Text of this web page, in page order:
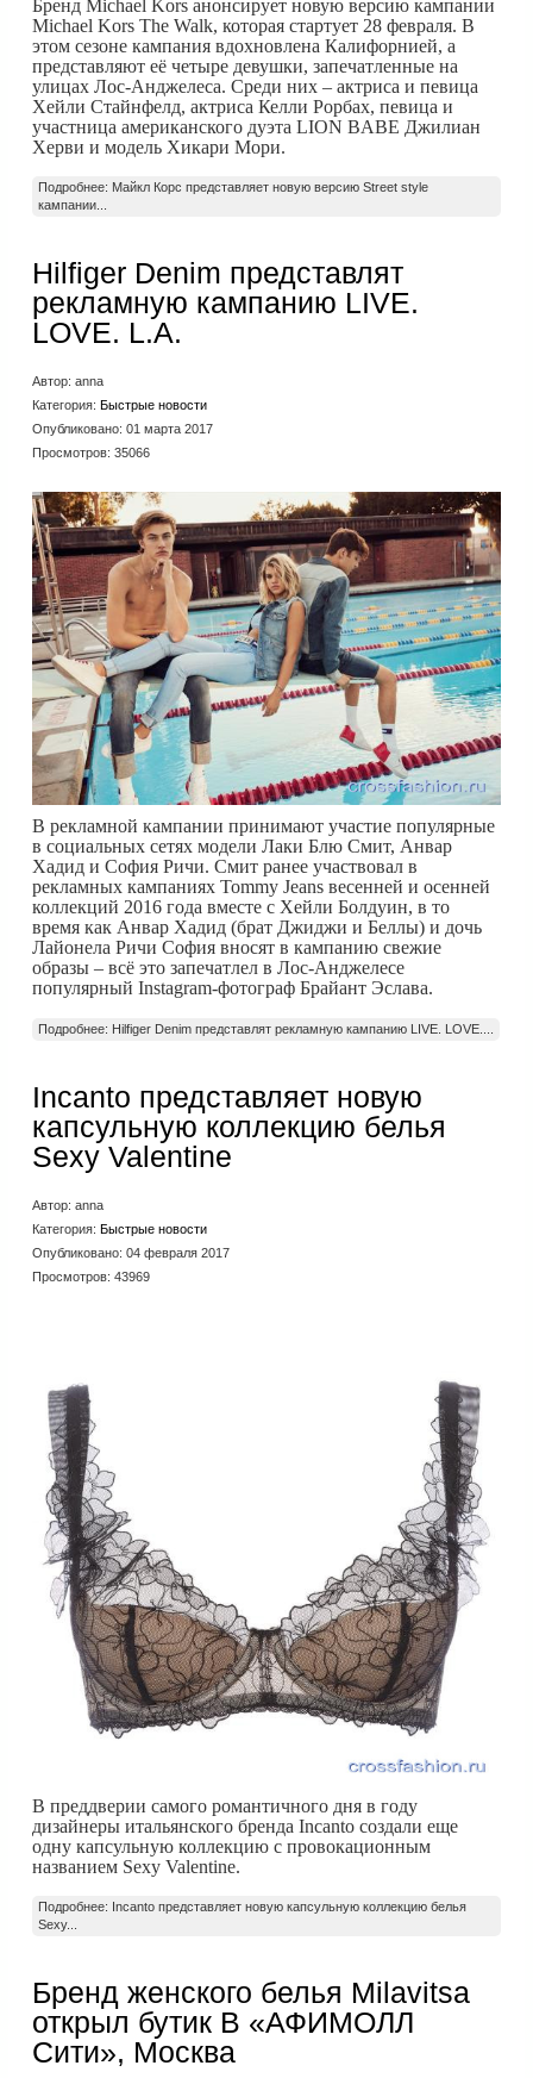
Бренд Michael Kors анонсирует новую версию кампании
Michael Kors The Walk, которая стартует 28 февраля. В
этом сезоне кампания вдохновлена Калифорнией, а
представляют её четыре девушки, запечатленные на
улицах Лос-Анджелеса. Среди них – актриса и певица
Хейли Стайнфелд, актриса Келли Рорбах, певица и
участница американского дуэта LION BABE Джилиан
Херви и модель Хикари Мори.
Подробнее: Майкл Корс представляет новую версию Street style
кампании...
Hilfiger Denim представлят
рекламную кампанию LIVE.
LOVE. L.A.
Автор: anna
Категория: Быстрые новости
Опубликовано: 01 марта 2017
Просмотров: 35066
В рекламной кампании принимают участие популярные
в социальных сетях модели Лаки Блю Смит, Анвар
Хадид и София Ричи. Смит ранее участвовал в
рекламных кампаниях Tommy Jeans весенней и осенней
коллекций 2016 года вместе с Хейли Болдуин, в то
время как Анвар Хадид (брат Джиджи и Беллы) и дочь
Лайонела Ричи София вносят в кампанию свежие
образы – всё это запечатлел в Лос-Анджелесе
популярный Instagram-фотограф Брайант Эслава.
Подробнее: Hilfiger Denim представлят рекламную кампанию LIVE. LOVE....
Incanto представляет новую
капсульную коллекцию белья
Sexy Valentine
Автор: anna
Категория: Быстрые новости
Опубликовано: 04 февраля 2017
Просмотров: 43969
В преддверии самого романтичного дня в году
дизайнеры итальянского бренда Incanto создали еще
одну капсульную коллекцию с провокационным
названием Sexy Valentine.
Подробнее: Incanto представляет новую капсульную коллекцию белья
Sexy...
Бренд женского белья Milavitsa
открыл бутик В «АФИМОЛЛ
Сити», Москва